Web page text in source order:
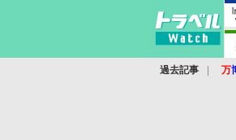
過去記事 万